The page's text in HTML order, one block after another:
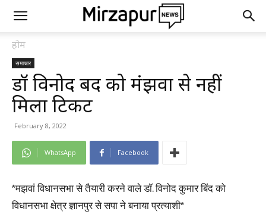
होम
समाचार
डॉ विनोद बिंद को मंझवा से नहीं
मिला टिकट
February 8, 2022
WhatsApp Facebook
*मझवां विधानसभा से तैयारी करने वाले डॉ. विनोद कुमार बिंद को
विधानसभा क्षेत्र ज्ञानपुर से सपा ने बनाया प्रत्याशी*